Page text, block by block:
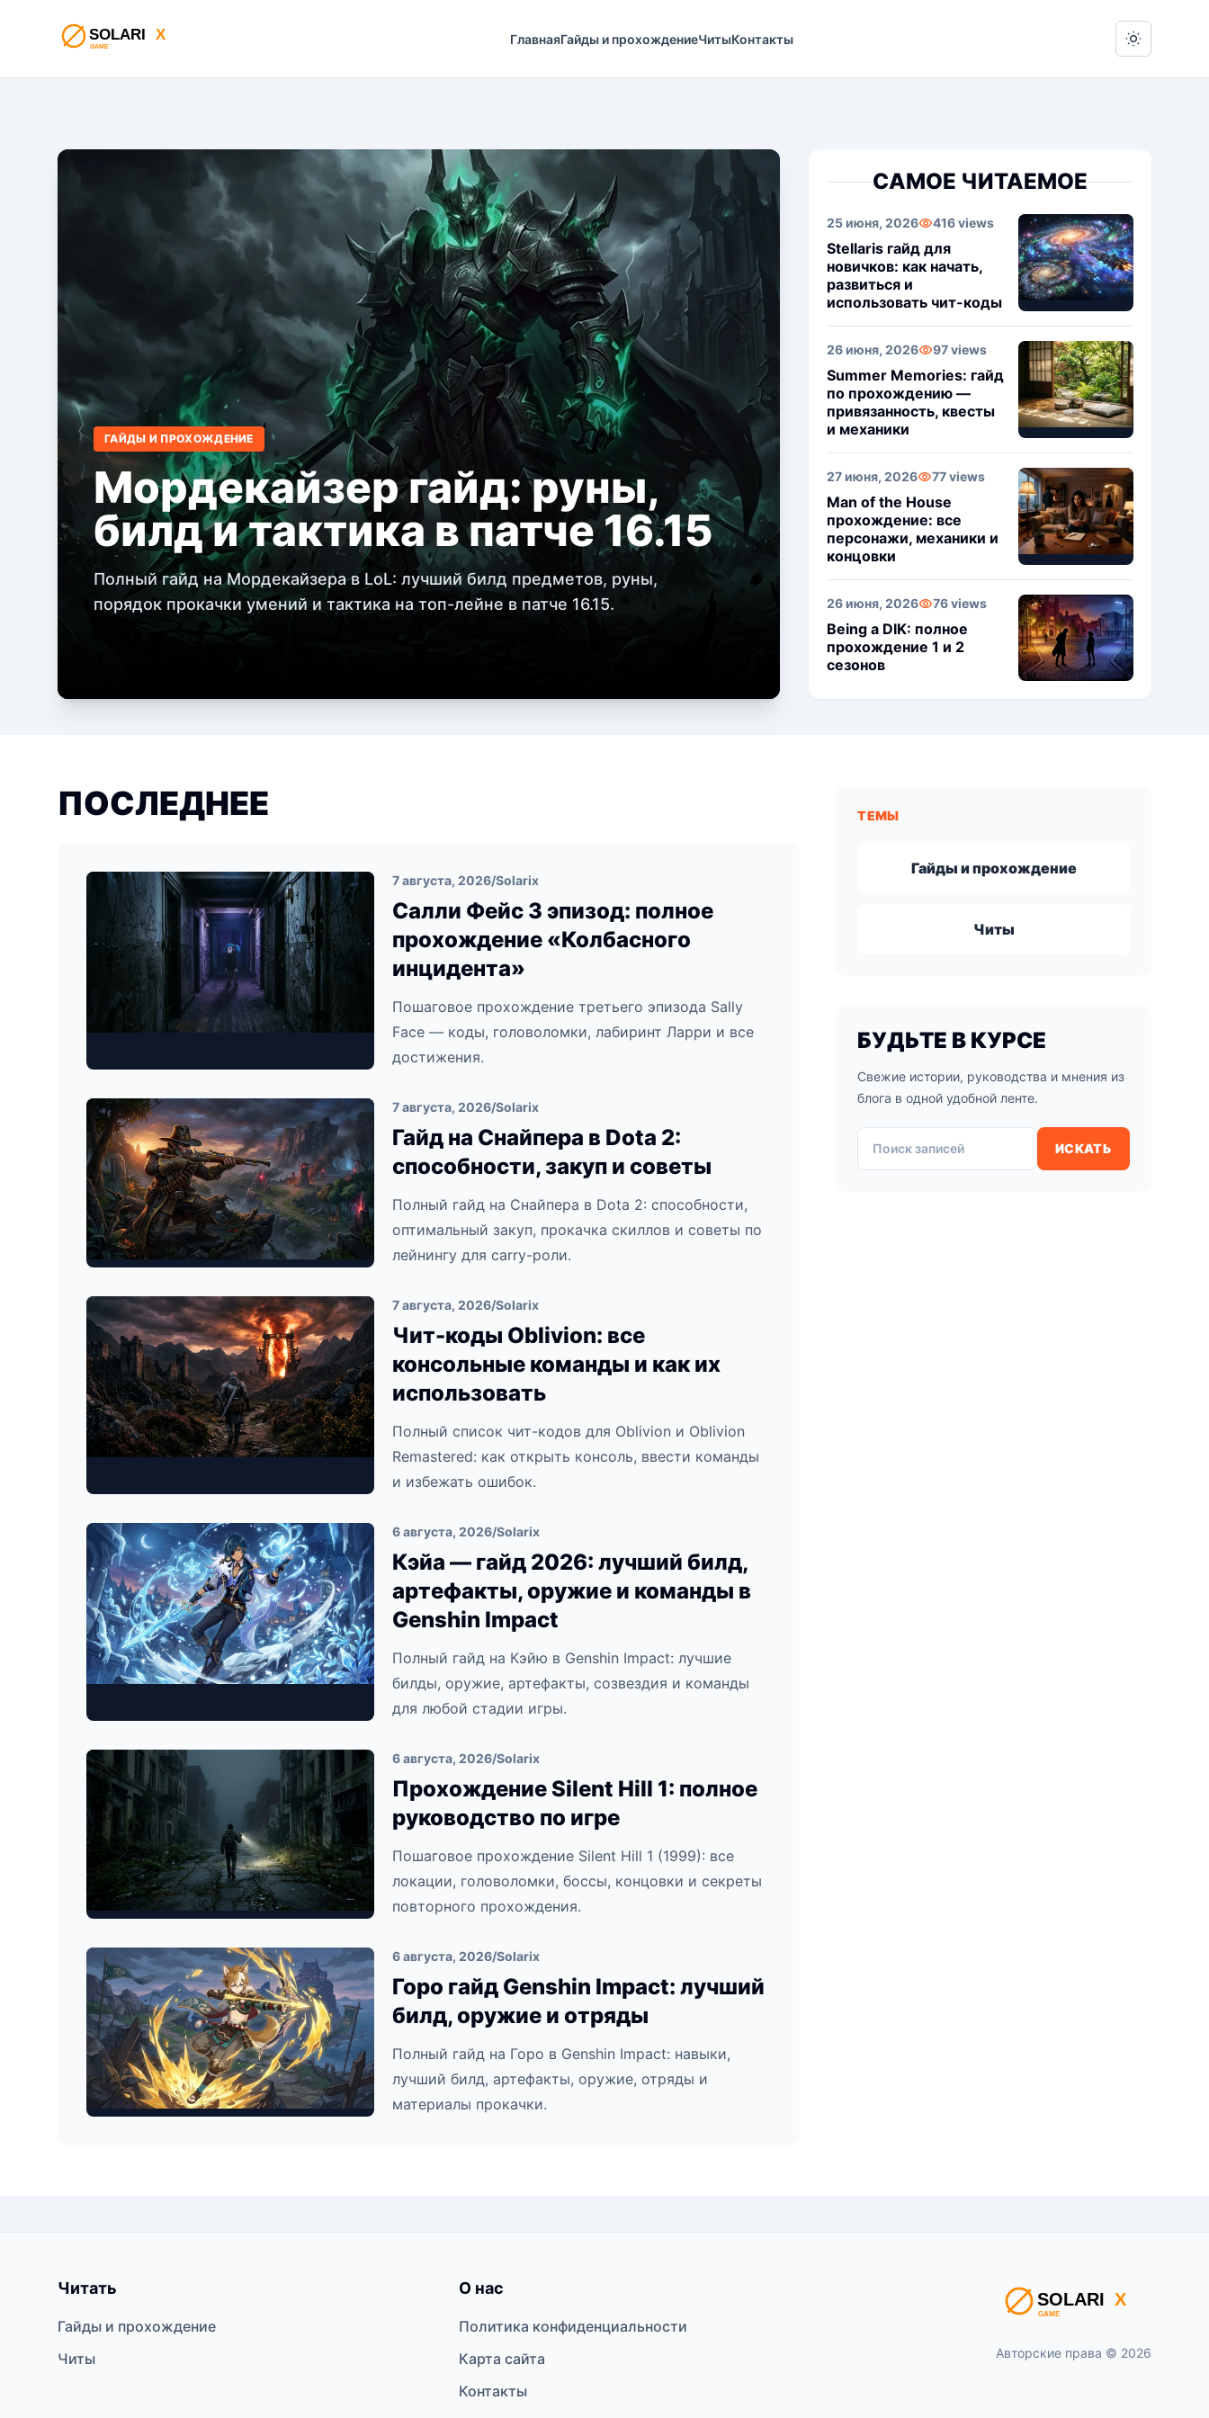
ГлавнаяГайды и прохождениеЧитыКонтакты Switch to
ГАЙДЫ И ПРОХОЖДЕНИЕ
Мордекайзер гайд: руны,
билд и тактика в патче 16.15
Полный гайд на Мордекайзера в LoL: лучший билд предметов, руны,
порядок прокачки умений и тактика на топ-лейне в патче 16.15.
САМОЕ ЧИТАЕМОЕ
25 июня, 2026 416 views
Stellaris гайд для
новичков: как начать,
развиться и
использовать чит-коды
26 июня, 2026 97 views
Summer Memories: гайд
по прохождению —
привязанность, квесты
и механики
27 июня, 2026 77 views
Man of the House
прохождение: все
персонажи, механики и
концовки
26 июня, 2026 76 views
Being a DIK: полное
прохождение 1 и 2
сезонов
ПОСЛЕДНЕЕ
7 августа, 2026/Solarix
Салли Фейс 3 эпизод: полное
прохождение «Колбасного
инцидента»
Пошаговое прохождение третьего эпизода Sally
Face — коды, головоломки, лабиринт Ларри и все
достижения.
7 августа, 2026/Solarix
Гайд на Снайпера в Dota 2:
способности, закуп и советы
Полный гайд на Снайпера в Dota 2: способности,
оптимальный закуп, прокачка скиллов и советы по
лейнингу для carry-роли.
7 августа, 2026/Solarix
Чит-коды Oblivion: все
консольные команды и как их
использовать
Полный список чит-кодов для Oblivion и Oblivion
Remastered: как открыть консоль, ввести команды
и избежать ошибок.
6 августа, 2026/Solarix
Кэйа — гайд 2026: лучший билд,
артефакты, оружие и команды в
Genshin Impact
Полный гайд на Кэйю в Genshin Impact: лучшие
билды, оружие, артефакты, созвездия и команды
для любой стадии игры.
6 августа, 2026/Solarix
Прохождение Silent Hill 1: полное
руководство по игре
Пошаговое прохождение Silent Hill 1 (1999): все
локации, головоломки, боссы, концовки и секреты
повторного прохождения.
6 августа, 2026/Solarix
Горо гайд Genshin Impact: лучший
билд, оружие и отряды
Полный гайд на Горо в Genshin Impact: навыки,
лучший билд, артефакты, оружие, отряды и
материалы прокачки.
ТЕМЫ
Гайды и прохождение
Читы
БУДЬТЕ В КУРСЕ
Свежие истории, руководства и мнения из
блога в одной удобной ленте.
Поиск записей
ИСКАТЬ
Читать
Гайды и прохождение
Читы
О нас
Политика конфиденциальности
Карта сайта
Контакты
Авторские права © 2026